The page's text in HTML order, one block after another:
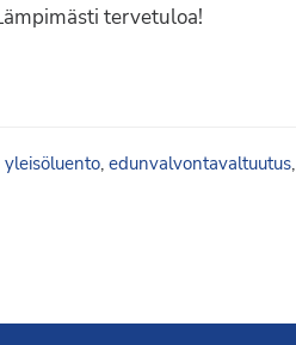
tervetuloa!
,edunvalvontavaltuutus,